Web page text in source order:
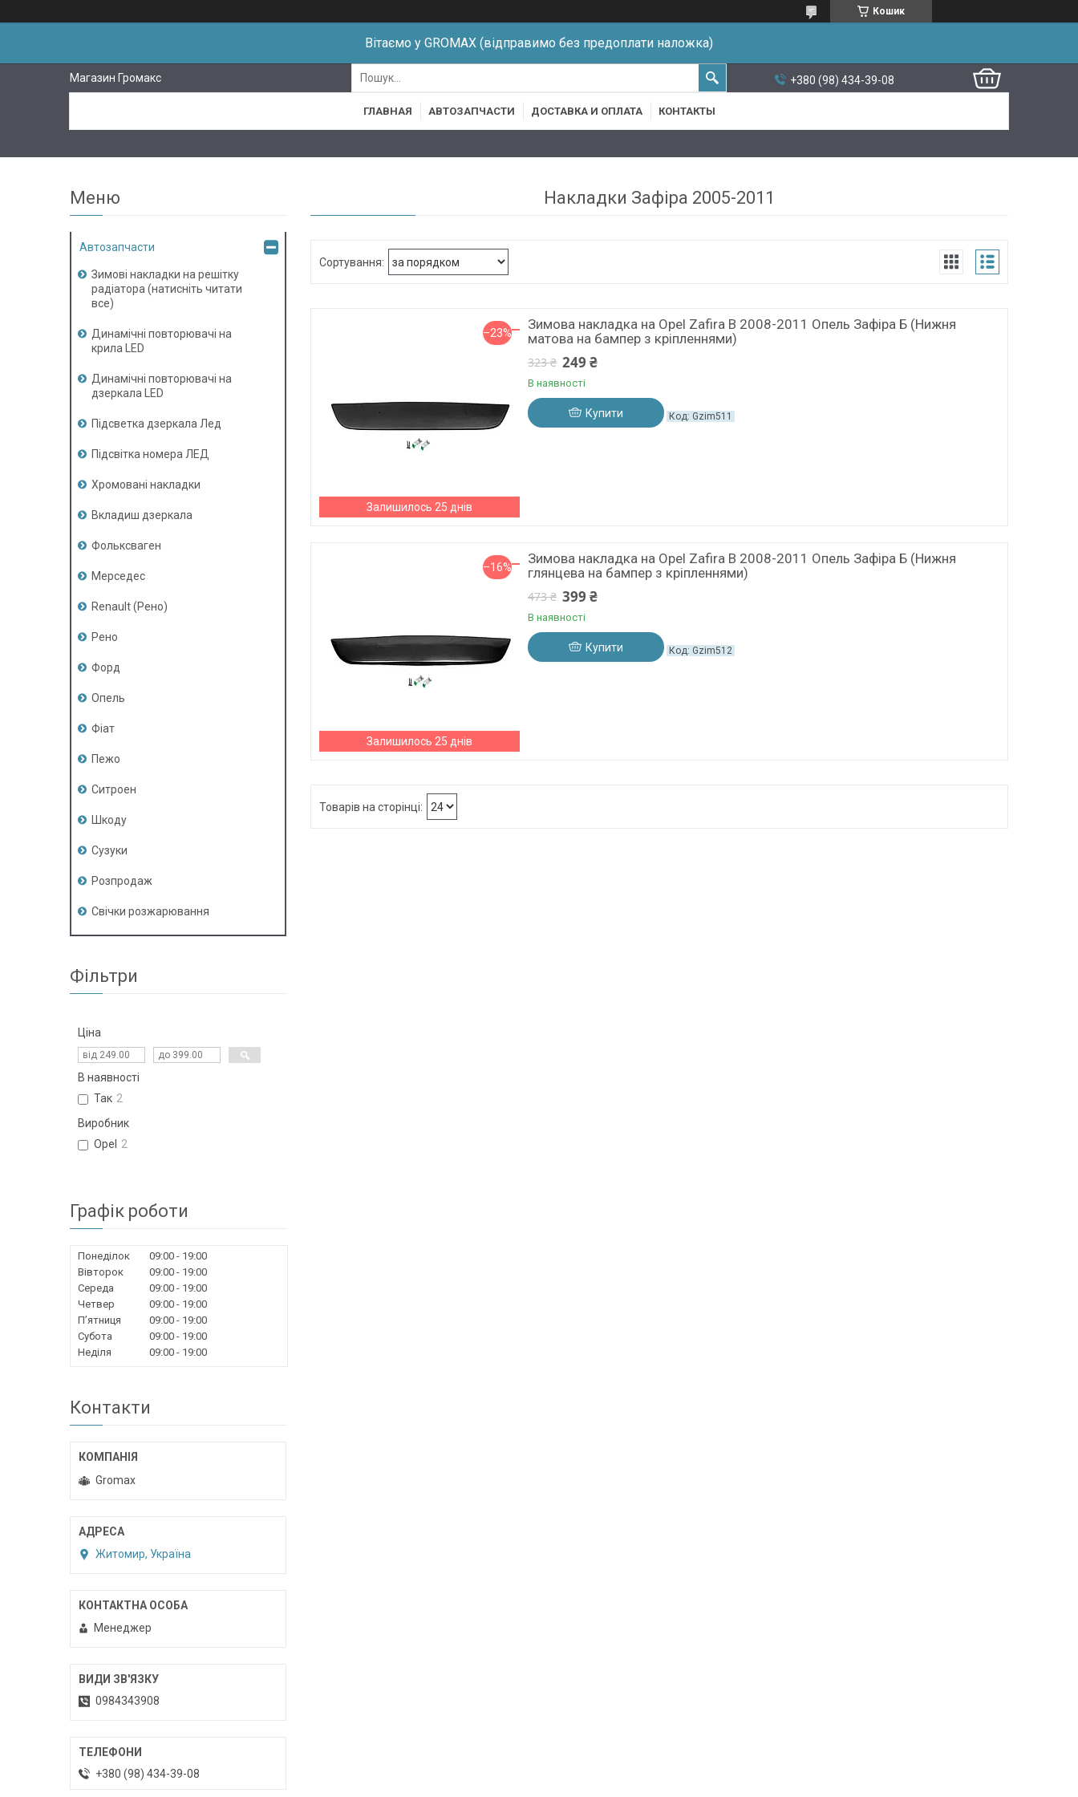
Кошик
Вітаємо у GROMAX (відправимо без предоплати наложка)
Магазин Громакс +380 (98) 434-39-08
ГЛАВНАЯ АВТОЗАПЧАСТИ ДОСТАВКА И ОПЛАТА КОНТАКТЫ
Накладки Зафіра 2005-2011
–23%
Залишилось 25 днів
Зимова накладка на Opel Zafira B 2008-2011 Опель Зафіра Б (Нижня
матова на бампер з кріпленнями)
323 ₴ 249 ₴
В наявності
Купити Gzim511
–16%
Залишилось 25 днів
Зимова накладка на Opel Zafira B 2008-2011 Опель Зафіра Б (Нижня
глянцева на бампер з кріпленнями)
473 ₴ 399 ₴
В наявності
Купити Gzim512
Автозапчасти
Зимові накладки на решітку
радіатора (натисніть читати
все)
Динамічні повторювачі на
крила LED
Динамічні повторювачі на
дзеркала LED
Підсветка дзеркала Лед
Підсвітка номера ЛЕД
Хромовані накладки
Вкладиш дзеркала
Фольксваген
Мерседес
Renault (Рено)
Рено
Форд
Опель
Фіат
Пежо
Ситроен
Шкоду
Сузуки
Розпродаж
Свічки розжарювання
Фільтри
Ціна
В наявності
Так 2
Виробник
Opel
2
Графік роботи
Понеділок 09:00
19:00
Вівторок
09:00
19:00
Середа
09:00
19:00
Четвер
09:00
19:00
Пʼятниця
09:00
19:00
Субота
09:00
19:00
Неділя
09:00 19:00
Контакти
Gromax
Житомир, Україна
Менеджер
0984343908
+380 (98) 434-39-08